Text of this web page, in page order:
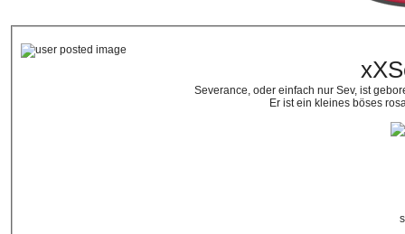
Severance, oder einfach nur Sev, ist
Er ist ein kleines böses